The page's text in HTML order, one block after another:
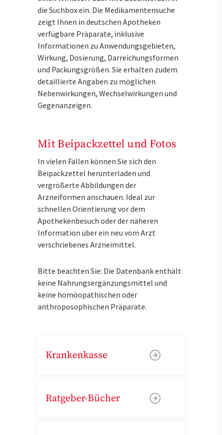
die Suchbox ein. Die Medikamentensuche
zeigt Ihnen in deutschen Apotheken
verfügbare Präparate, inklusive
Informationen zu Anwendungsgebieten,
Wirkung, Dosierung, Darreichungsformen
und Packungsgrößen. Sie erhalten zudem
detaillierte Angaben zu möglichen
Nebenwirkungen, Wechselwirkungen und
Gegenanzeigen.
Mit Beipackzettel und Fotos
In vielen Fällen können Sie sich den
Beipackzettel herunterladen und
vergrößerte Abbildungen der
Arzneiformen anschauen. Ideal zur
schnellen Orientierung vor dem
Apothekenbesuch oder der näheren
Information über ein neu vom Arzt
verschriebenes Arzneimittel.
Bitte beachten Sie: Die Datenbank enthält
keine Nahrungsergänzungsmittel und
keine homöopathischen oder
anthroposophischen Präparate.
Krankenkasse
Ratgeber-Bücher